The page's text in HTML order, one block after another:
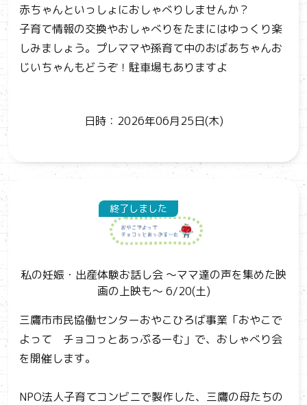
赤ちゃんといっしょにおしゃべりしませんか？
子育て情報の交換やおしゃべりをたまにはゆっくり楽
しみましょう。プレママや孫育て中のおばあちゃんお
じいちゃんもどうぞ！駐車場もありますよ
日時：2026年06月25日(木)
終了しました
私の妊娠・出産体験お話し会 ～ママ達の声を集めた映
画の上映も～ 6/20(土)
三鷹市市民協働センターおやこひろば事業「おやこで
よって チョコっとあっぷるーむ」で、おしゃべり会
を開催します。
NPO法人子育てコンビニで製作した、三鷹の母たちの